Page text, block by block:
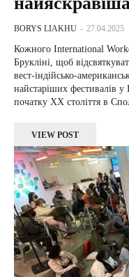
BORYS LIAKHU - 27.04.2025
Кожного International
Брукліні, щоб
вест-індійсько-
найстаріших фестивалів у
початку XX століття в
VIEW POST